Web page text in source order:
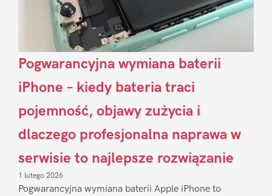
Pogwarancyjna wymiana baterii
iPhone – kiedy bateria traci
pojemność, objawy zużycia i
dlaczego profesjonalna naprawa w
serwisie to najlepsze rozwiązanie
1 lutego 2026
Pogwarancyjna wymiana baterii Apple iPhone to